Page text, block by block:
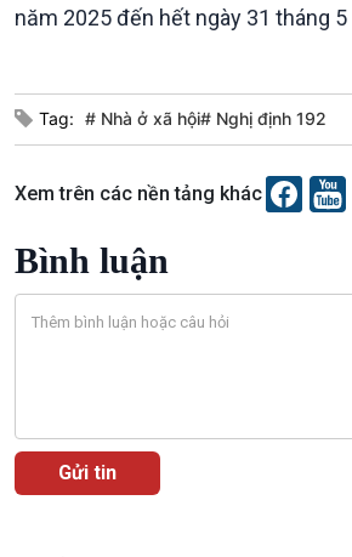
Podcast
Dòng
năm 2025 đến hết ngày 31 tháng
Tag: # Nhà ở xã hội# Nghị định 192
Xem trên các nền tảng khác
Bình luận